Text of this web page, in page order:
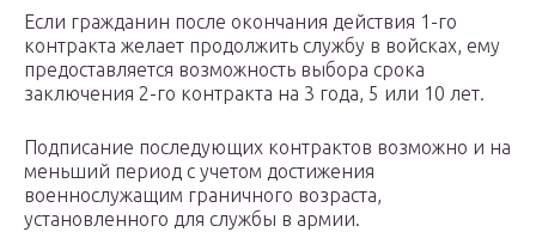
Если гражданин после окончания действия 1-го
контракта желает продолжить службу в войсках, ему
предоставляется возможность выбора срока
заключения 2-го контракта на 3 года, 5 или 10 лет.
Подписание последующих контрактов возможно и на
меньший период с учетом достижения
военнослужащим граничного возраста,
установленного для службы в армии.